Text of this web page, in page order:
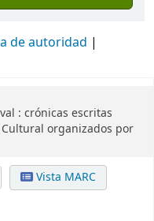
de autoridad
: crónicas escritas
organizados por
Vista MARC